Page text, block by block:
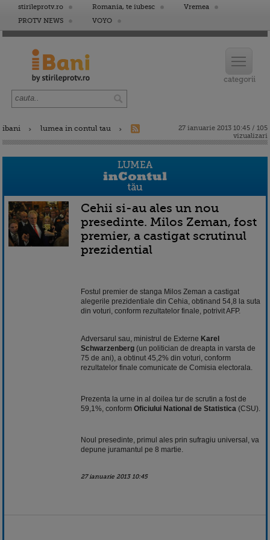
stirileprotv.ro Romania, te iubesc
Vremea
PROTV NEWS
VOYO
ibani lumea in contul tau
27 ianuarie 2013 10:45 / 105
vizualizari
Cehii si-au ales un nou
presedinte. Milos Zeman, fost
premier, a castigat scrutinul
prezidential
Fostul premier de stanga Milos Zeman a castigat
alegerile prezidentiale din Cehia, obtinand 54,8 la suta
din voturi, conform rezultatelor finale, potrivit AFP.
Adversarul sau, ministrul de Externe Karel
Schwarzenberg (un politician de dreapta in varsta de
75 de ani), a obtinut 45,2% din voturi, conform
rezultatelor finale comunicate de Comisia electorala.
Prezenta la urne in al doilea tur de scrutin a fost de
59,1%, conform Oficiului National de Statistica (CSU).
Noul presedinte, primul ales prin sufragiu universal, va
depune juramantul pe 8 martie.
27 ianuarie 2013 10:45